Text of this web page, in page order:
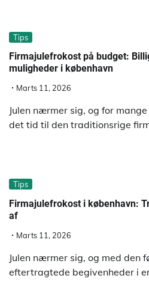
Tips
Firmajulefrokost på budget:
muligheder i københavn
Marts 11, 2026
Julen nærmer sig, og for
det tid til den traditionsrige
Tips
Firmajulefrokost i københavn:
af
Marts 11, 2026
Julen nærmer sig, og med den
eftertragtede begivenheder i